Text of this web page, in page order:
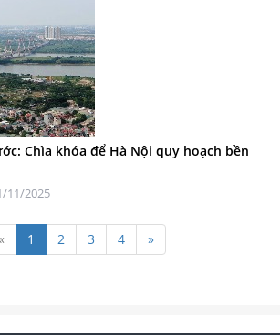
Chìa khóa để Hà Nội quy hoạch bền
11/2025
« 1 2 3 4 »